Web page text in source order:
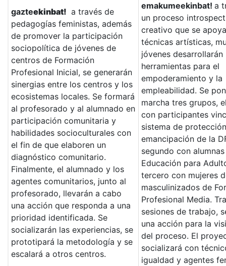
gazteekinbat! a través de
pedagogías feministas, además
de promover la participación
sociopolítica de jóvenes de
centros de Formación
Profesional Inicial, se generarán
sinergias entre los centros y los
ecosistemas locales. Se formará
al profesorado y al alumnado en
participación comunitaria y
habilidades socioculturales con
el fin de que elaboren un
diagnóstico comunitario.
Finalmente, el alumnado y los
agentes comunitarios, junto al
profesorado, llevarán a cabo
una acción que responda a una
prioridad identificada. Se
socializarán las experiencias, se
prototipará la metodología y se
escalará a otros centros.
emakumeekinbat! a
un proceso
creativo que se
técnicas artísticas,
jóvenes desarrollarán
herramientas para el
empoderamiento y la
empleabilidad. Se
marcha tres grupos,
con participantes
sistema de
emancipación de la
segundo con
Educación para
tercero con mujeres
masculinizados de
Profesional Media.
sesiones de trabajo,
una acción para la
del proceso. El
socializará con
igualdad y agentes